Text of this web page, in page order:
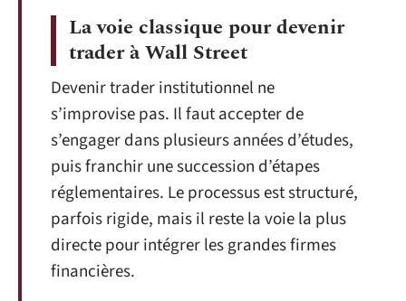
La voie classique pour devenir
trader à Wall Street
Devenir trader institutionnel ne
s’improvise pas. Il faut accepter de
s’engager dans plusieurs années d’études,
puis franchir une succession d’étapes
réglementaires. Le processus est structuré,
parfois rigide, mais il reste la voie la plus
directe pour intégrer les grandes firmes
financières.